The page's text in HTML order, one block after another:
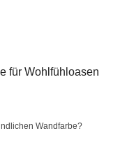
für Wohlfühloasen
Wandfarbe?